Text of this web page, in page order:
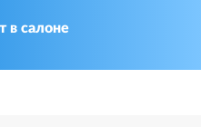
в салоне